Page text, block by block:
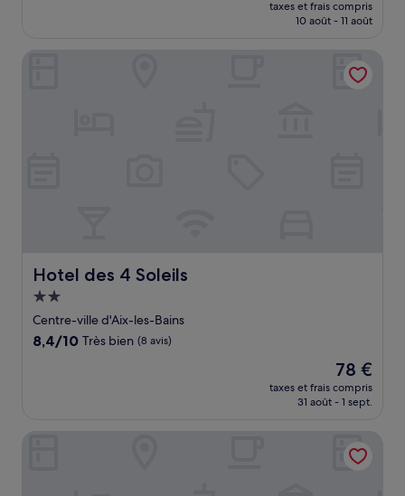
prix
de
98 €
taxes et frais compris
10 août - 11 août
Hotel des 4 Soleils
Hotel des 4 Soleils
Hébergement
2.0 étoiles
Centre-ville d'Aix-les-Bains
8.4
8,4/10 Très bien (8 avis)
Le
nouveau
prix
de
78 €
78 €
taxes et frais compris
31 août - 1 sept.